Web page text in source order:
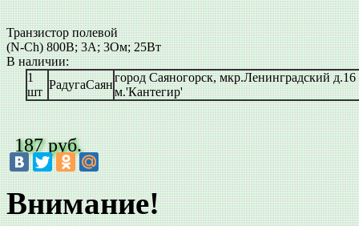
187 руб.
Транзистор полевой
(N-Ch) 800В; 3А; 3Ом; 25Вт
В наличии:
1
шт
РадугаСаян
город Саяногорск, мкр.Ленинградский д.16
м.'Кантегир'
Внимание!